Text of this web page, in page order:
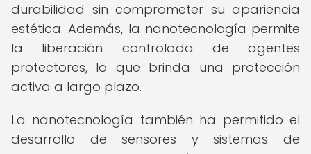
durabilidad sin comprometer su apariencia
estética. Además, la nanotecnología permite
la liberación controlada de agentes
protectores, lo que brinda una protección
activa a largo plazo.
La nanotecnología también ha permitido el
desarrollo de sensores y sistemas de